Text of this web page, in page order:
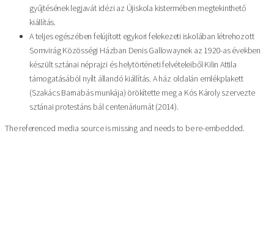
gyűjtésének legjavát idézi az Újiskola kistermében megtekinthető
kiállítás.
A teljes egészében felújított egykori felekezeti iskolában létrehozott
Somvirág Közösségi Házban Denis Gallowaynek az 1920-as években
készült sztánai néprajzi és helytörténeti felvételeiből Kilin Attila
támogatásából nyílt állandó kiállítás. A ház oldalán emlékplakett
(Szakács Barnabás munkája) örökítette meg a Kós Károly szervezte
sztánai protestáns bál centenáriumát (2014).
The referenced media source is missing and needs to be re-embedded.